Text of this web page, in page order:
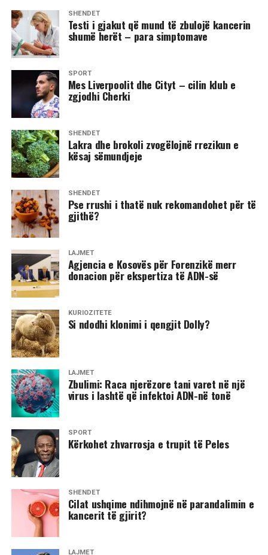
SHËNDET
Testi i gjakut që mund të zbulojë kancerin
shumë herët – para simptomave
SPORT
Mes Liverpoolit dhe Cityt – cilin klub e
zgjodhi Cherki
SHËNDET
Lakra dhe brokoli zvogëlojnë rrezikun e
kësaj sëmundjeje
SHËNDET
Pse rrushi i thatë nuk rekomandohet për të
gjithë?
LAJMET
Agjencia e Kosovës për Forenzikë merr
donacion për ekspertiza të ADN-së
KURIOZITETE
Si ndodhi klonimi i qengjit Dolly?
LAJMET
​Zbulimi: Raca njerëzore tani varet në një
virus i lashtë që infektoi ADN-në tonë
SPORT
​Kërkohet zhvarrosja e trupit të Peles
SHËNDET
Cilat ushqime ndihmojnë në parandalimin e
kancerit të gjirit?
LAJMET